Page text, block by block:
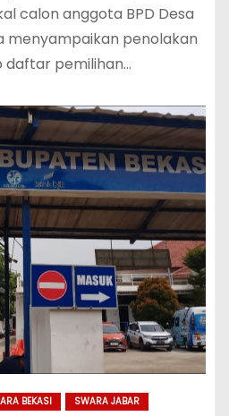
calon anggota BPD Desa
menyampaikan penolakan
daftar pemilihan…
BEKASI SWARA JABAR